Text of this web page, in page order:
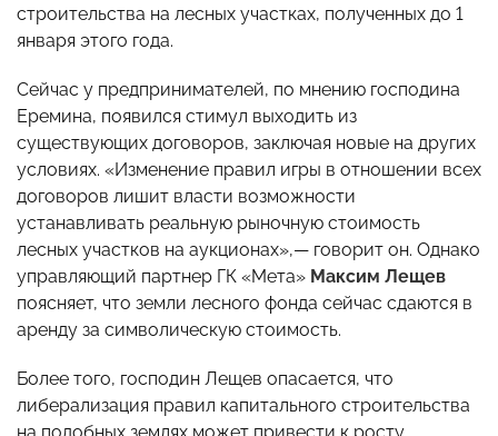
строительства на лесных участках, полученных до 1
января этого года.
Сейчас у предпринимателей, по мнению господина
Еремина, появился стимул выходить из
существующих договоров, заключая новые на других
условиях. «Изменение правил игры в отношении всех
договоров лишит власти возможности
устанавливать реальную рыночную стоимость
лесных участков на аукционах»,— говорит он. Однако
управляющий партнер ГК «Мета» Максим Лещев
поясняет, что земли лесного фонда сейчас сдаются в
аренду за символическую стоимость.
Более того, господин Лещев опасается, что
либерализация правил капитального строительства